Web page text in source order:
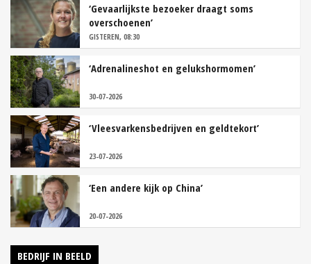
‘Gevaarlijkste bezoeker draagt soms
overschoenen’
GISTEREN, 08:30
‘Adrenalineshot en gelukshormomen’
30-07-2026
‘Vleesvarkensbedrijven en geldtekort’
23-07-2026
‘Een andere kijk op China’
20-07-2026
BEDRIJF IN BEELD